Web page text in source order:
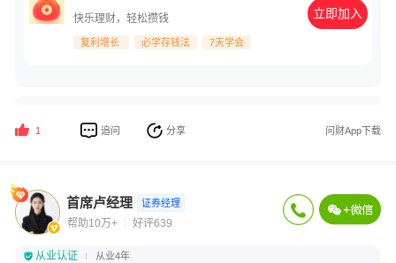
快乐理财，轻松攒钱
复利增长 必学存钱法 7天学会
立即加入
1 追问 分享 问财App下载
首席卢经理 证券经理
帮助10万+ 好评639
从业认证 从业4年